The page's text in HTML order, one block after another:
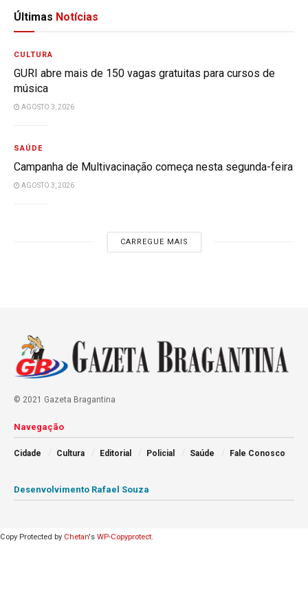
Últimas Notícias
CULTURA
GURI abre mais de 150 vagas gratuitas para cursos de
música
AGOSTO 3, 2026
SAÚDE
Campanha de Multivacinação começa nesta segunda-feira
AGOSTO 3, 2026
CARREGUE MAIS
© 2021 Gazeta Bragantina
Navegação
Cidade Cultura Editorial Policial Saúde Fale Conosco
Desenvolvimento Rafael Souza
Copy Protected by Chetan's WP-Copyprotect.